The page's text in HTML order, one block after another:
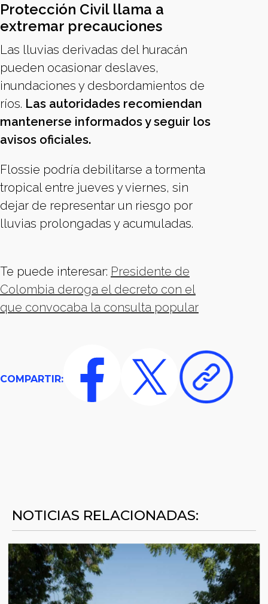
Protección Civil llama a
extremar precauciones
Las lluvias derivadas del huracán
pueden ocasionar deslaves,
inundaciones y desbordamientos de
ríos. Las autoridades recomiendan
mantenerse informados y seguir los
avisos oficiales.
Flossie podría debilitarse a tormenta
tropical entre jueves y viernes, sin
dejar de representar un riesgo por
lluvias prolongadas y acumuladas.
Te puede interesar: Presidente de
Colombia deroga el decreto con el
que convocaba la consulta popular
COMPARTIR:
NOTICIAS RELACIONADAS: